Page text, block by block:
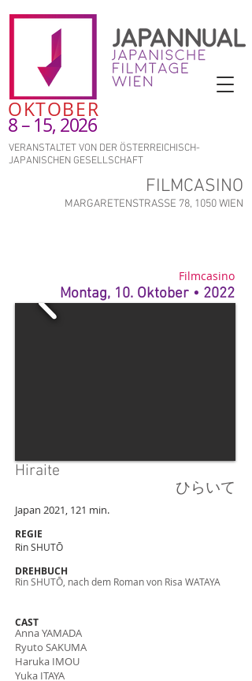
OKTOBER
8 – 15, 2026
VERANSTALTET VON DER ÖSTERREICHISCH-
JAPANISCHEN GESELLSCHAFT
FILMCASINO
MARGARETENSTRASSE 78, 1050 WIEN
Filmcasino
Montag, 10. Oktober • 2022
Hiraite
ひらいて
Japan 2021, 121 min.
REGIE
DREHBUCH
CAST
Rin SHUTŌ
Rin SHUTŌ, nach dem Roman von Risa WATAYA
Anna YAMADA
Ryuto SAKUMA
Haruka IMOU
Yuka ITAYA